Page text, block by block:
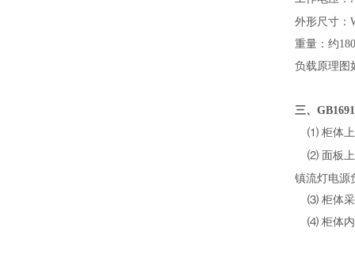
外形尺寸：
重量：约
负载原理图
三、
⑴ 柜体上
⑵ 面板上
镇流灯电源
⑶ 柜体采
⑷ 柜体内